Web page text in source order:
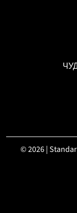
© 2026 |